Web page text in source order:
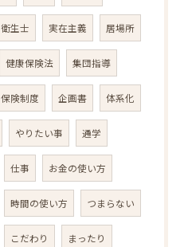
衛生士 実在主義 居場所
健康保険法 集団指導
保険制度 企画書 体系化
やりたい事 通学
仕事 お金の使い方
時間の使い方 つまらない
こだわり まったり